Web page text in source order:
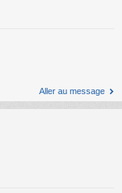
Aller au message